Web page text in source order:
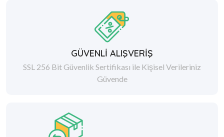
GÜVENLİ ALIŞVERİŞ
SSL 256 Bit Güvenlik Sertifikası ile Kişisel Verileriniz
Güvende